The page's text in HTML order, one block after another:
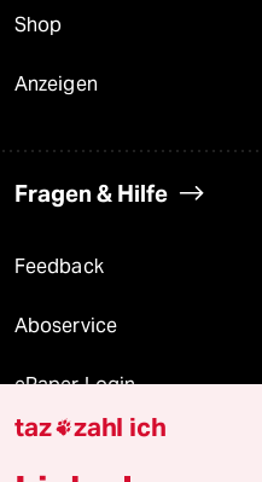
Shop
Anzeigen
Fragen & Hilfe
Feedback
Aboservice
ePaper Login
Downloads für
taz zahl ich